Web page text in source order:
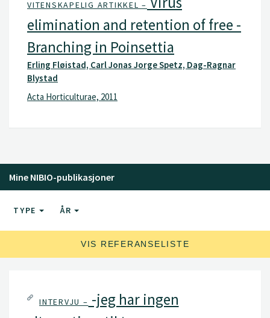
VITENSKAPELIG ARTIKKEL –
elimination and retention of free -
Branching in Poinsettia
Erling Fløistad, Carl Jonas Jorge Spetz, Dag-Ragnar
Blystad
Acta Horticulturae, 2011
Mine NIBIO-publikasjoner
TYPE ÅR
VIS REFERANSELISTE
INTERVJU – -jeg har ingen